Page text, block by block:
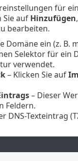
für
Sie auf Hinzufügen
bearbeiten.
Domäne ein (z. B.
Selektor für ein
verwendet.
– Klicken Sie auf
– Dieser
Feldern.
DNS-Texteintrag